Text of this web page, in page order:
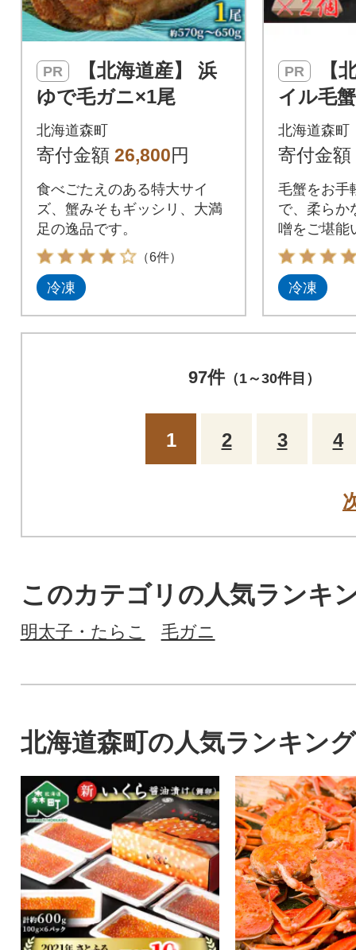
PR
ゆで毛ガニ×1尾
北海道森町
寄付金額 26,800円
食べごたえのある特大サイ
ズ、蟹みそもギッシリ、大満
足の逸品です。
（6件）
冷凍
PR
イル毛
g×2個)
北海道森町
寄付金額
毛蟹をお手
で、柔らか
噌をご堪能
冷凍
97件（1～30件目）
1 2 3 4
このカテゴリの人気ランキ
明太子・たらこ 毛ガニ
北海道森町の人気ランキング